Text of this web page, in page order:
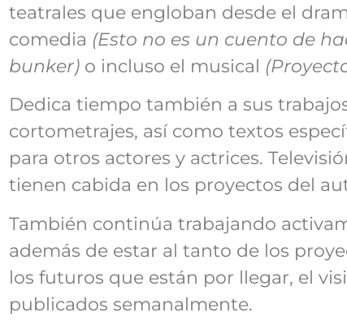
teatrales que engloban desde el
comedia (Esto no es un cuento de
bunker) o incluso el musical
Dedica tiempo también a sus
cortometrajes, así como textos
para otros actores y actrices.
tienen cabida en los proyectos del
También continúa trabajando
además de estar al tanto de los
los futuros que están por llegar, el
publicados semanalmente.